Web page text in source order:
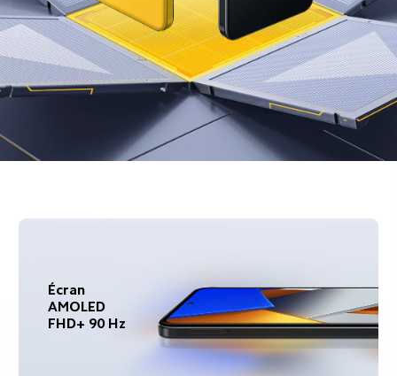
Écran
AMOLED
FHD+ 90 Hz